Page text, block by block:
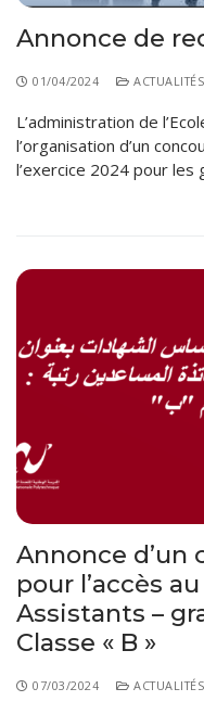
Annonce de
01/04/2024 ACTUALITÉS
L’administration de
l’organisation d’un
l’exercice 2024 pour les
Annonce d’un
pour l’accès
Assistants –
Classe « B »
07/03/2024 ACTUALITÉS